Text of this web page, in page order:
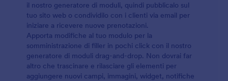
il nostro generatore di moduli, quindi pubblicalo sul
tuo sito web o condividilo con i clienti via email per
iniziare a ricevere nuove prenotazioni.
Apporta modifiche al tuo modulo per la
somministrazione di filler in pochi click con il nostro
generatore di moduli drag-and-drop. Non dovrai far
altro che trascinare e rilasciare gli elementi per
aggiungere nuovi campi, immagini, widget, notifiche